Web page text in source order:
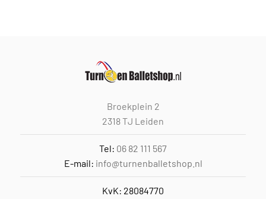
Broekplein 2
2318 TJ Leiden
Tel: 06 82 111 567
E-mail: info@turnenballetshop.nl
KvK: 28084770